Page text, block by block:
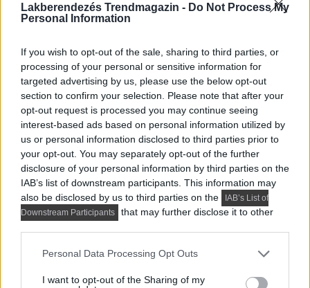
Lakberendezés Trendmagazin - Do Not Process My
Personal Information
If you wish to opt-out of the sale, sharing to third parties, or
processing of your personal or sensitive information for
targeted advertising by us, please use the below opt-out
section to confirm your selection. Please note that after your
opt-out request is processed you may continue seeing
interest-based ads based on personal information utilized by
us or personal information disclosed to third parties prior to
your opt-out. You may separately opt-out of the further
disclosure of your personal information by third parties on the
IAB’s list of downstream participants. This information may
also be disclosed by us to third parties on the
IAB’s List of
Downstream Participants
that may further disclose it to other
Please note that this website/app uses one or more Google
not limited to your visit or usage behaviour. You may click to
Personal Data Processing Opt Outs
I want to opt-out of the Sharing of my
bútorokat és az asztal fölé egy tematikus posztert